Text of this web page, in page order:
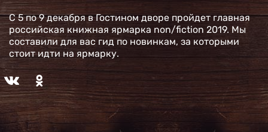
С 5 по 9 декабря в Гостином дворе пройдет главная
российская книжная ярмарка non/fiction 2019. Мы
составили для вас гид по новинкам, за которыми
стоит идти на ярмарку.